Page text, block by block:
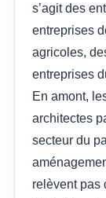
s’agit des
entreprises
agricoles,
entreprises
En amont,
architectes
secteur du
relèvent pas